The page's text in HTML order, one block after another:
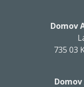
Domov
735 03